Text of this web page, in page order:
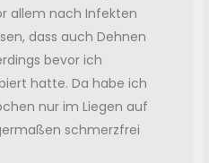
allem nach Infekten
dass auch Dehnen
bevor ich
hatte. Da habe ich
nur im Liegen auf
schmerzfrei